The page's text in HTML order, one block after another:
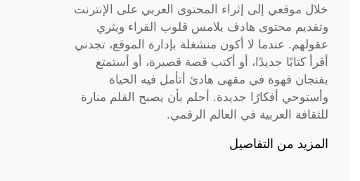
خلال موقعي إلى إثراء المحتوى العربي على الإنترنت
وتقديم محتوى هادف يلامس قلوب القراء ويثري
عقولهم. عندما لا أكون منشغلة بإدارة الموقع، تجدني
أقرأ كتابًا جديدًا، أو أكتب قصة قصيرة، أو أستمتع
بفنجان قهوة في مقهى هادئ أتأمل فيه الحياة
وأستوحي أفكارًا جديدة. أحلم بأن يصبح القلم منارة
للثقافة العربية في العالم الرقمي.
المزيد من التفاصيل